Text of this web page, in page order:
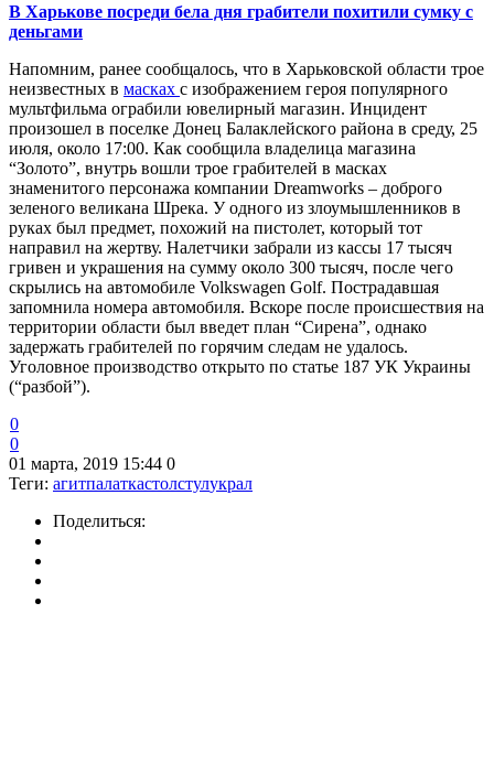
В Харькове посреди бела дня грабители похитили сумку с
деньгами
Напомним, ранее сообщалось, что в Харьковской области трое
неизвестных в масках с изображением героя популярного
мультфильма ограбили ювелирный магазин. Инцидент
произошел в поселке Донец Балаклейского района в среду, 25
июля, около 17:00. Как сообщила владелица магазина
“Золото”, внутрь вошли трое грабителей в масках
знаменитого персонажа компании Dreamworks – доброго
зеленого великана Шрека. У одного из злоумышленников в
руках был предмет, похожий на пистолет, который тот
направил на жертву. Налетчики забрали из кассы 17 тысяч
гривен и украшения на сумму около 300 тысяч, после чего
скрылись на автомобиле Volkswagen Golf. Пострадавшая
запомнила номера автомобиля. Вскоре после происшествия на
территории области был введет план “Сирена”, однако
задержать грабителей по горячим следам не удалось.
Уголовное производство открыто по статье 187 УК Украины
(“разбой”).
0
0
01 марта, 2019 15:44 0
Теги: агитпалаткастолстулукрал
Поделиться: